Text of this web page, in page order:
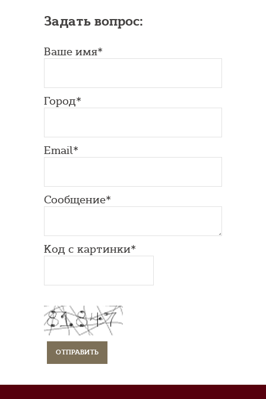
Задать вопрос:
Ваше имя*
Город*
Email*
Сообщение*
Код с картинки*